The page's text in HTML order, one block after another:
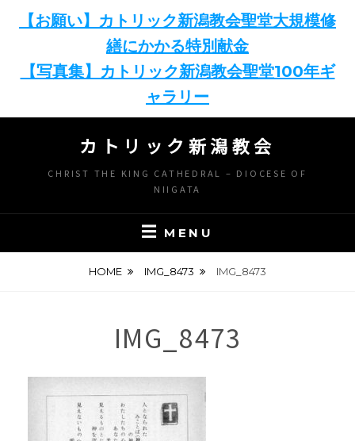
【お願い】カトリック新潟教会聖堂大規模修
繕にかかる特別献金
【写真集】カトリック新潟教会聖堂100年ギ
ャラリー
content
カトリック新潟教会
CHRIST THE KING CATHEDRAL – DIOCESE OF
NIIGATA
MENU
HOME IMG_8473 IMG_8473
IMG_8473